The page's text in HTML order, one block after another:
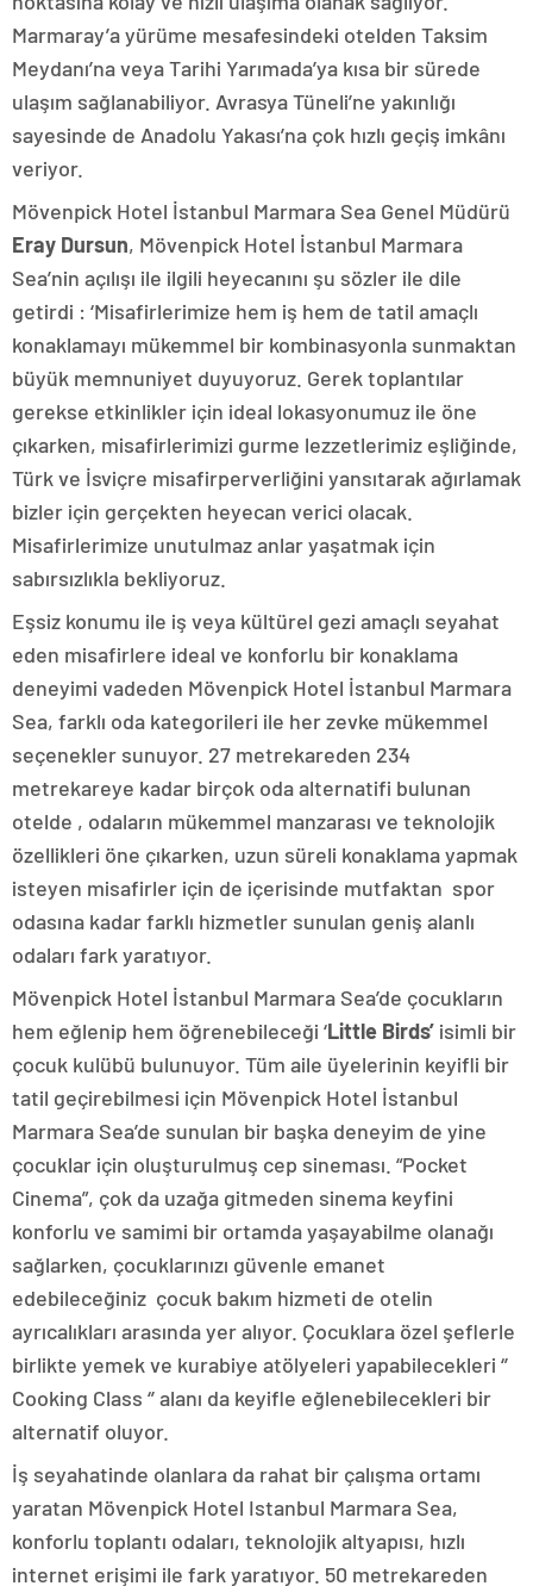
Marmaray’a yürüme mesafesindeki otelden Taksim
Meydanı’na veya Tarihi Yarımada’ya kısa bir sürede
ulaşım sağlanabiliyor. Avrasya Tüneli’ne yakınlığı
sayesinde de Anadolu Yakası’na çok hızlı geçiş imkânı
veriyor.
Mövenpick Hotel İstanbul Marmara Sea Genel Müdürü
Eray Dursun, Mövenpick Hotel İstanbul Marmara
Sea’nin açılışı ile ilgili heyecanını şu sözler ile dile
getirdi : ‘Misafirlerimize hem iş hem de tatil amaçlı
konaklamayı mükemmel bir kombinasyonla sunmaktan
büyük memnuniyet duyuyoruz. Gerek toplantılar
gerekse etkinlikler için ideal lokasyonumuz ile öne
çıkarken, misafirlerimizi gurme lezzetlerimiz eşliğinde,
Türk ve İsviçre misafirperverliğini yansıtarak ağırlamak
bizler için gerçekten heyecan verici olacak.
Misafirlerimize unutulmaz anlar yaşatmak için
sabırsızlıkla bekliyoruz.
Eşsiz konumu ile iş veya kültürel gezi amaçlı seyahat
eden misafirlere ideal ve konforlu bir konaklama
deneyimi vadeden Mövenpick Hotel İstanbul Marmara
Sea, farklı oda kategorileri ile her zevke mükemmel
seçenekler sunuyor. 27 metrekareden 234
metrekareye kadar birçok oda alternatifi bulunan
otelde , odaların mükemmel manzarası ve teknolojik
özellikleri öne çıkarken, uzun süreli konaklama yapmak
isteyen misafirler için de içerisinde mutfaktan spor
odasına kadar farklı hizmetler sunulan geniş alanlı
odaları fark yaratıyor.
Mövenpick Hotel İstanbul Marmara Sea’de çocukların
hem eğlenip hem öğrenebileceği ‘Little Birds’ isimli bir
çocuk kulübü bulunuyor. Tüm aile üyelerinin keyifli bir
tatil geçirebilmesi için Mövenpick Hotel İstanbul
Marmara Sea’de sunulan bir başka deneyim de yine
çocuklar için oluşturulmuş cep sineması. “Pocket
Cinema”, çok da uzağa gitmeden sinema keyfini
konforlu ve samimi bir ortamda yaşayabilme olanağı
sağlarken, çocuklarınızı güvenle emanet
edebileceğiniz çocuk bakım hizmeti de otelin
ayrıcalıkları arasında yer alıyor. Çocuklara özel şeflerle
birlikte yemek ve kurabiye atölyeleri yapabilecekleri ‘’
Cooking Class ‘’ alanı da keyifle eğlenebilecekleri bir
alternatif oluyor.
İş seyahatinde olanlara da rahat bir çalışma ortamı
yaratan Mövenpick Hotel Istanbul Marmara Sea,
konforlu toplantı odaları, teknolojik altyapısı, hızlı
internet erişimi ile fark yaratıyor. 50 metrekareden